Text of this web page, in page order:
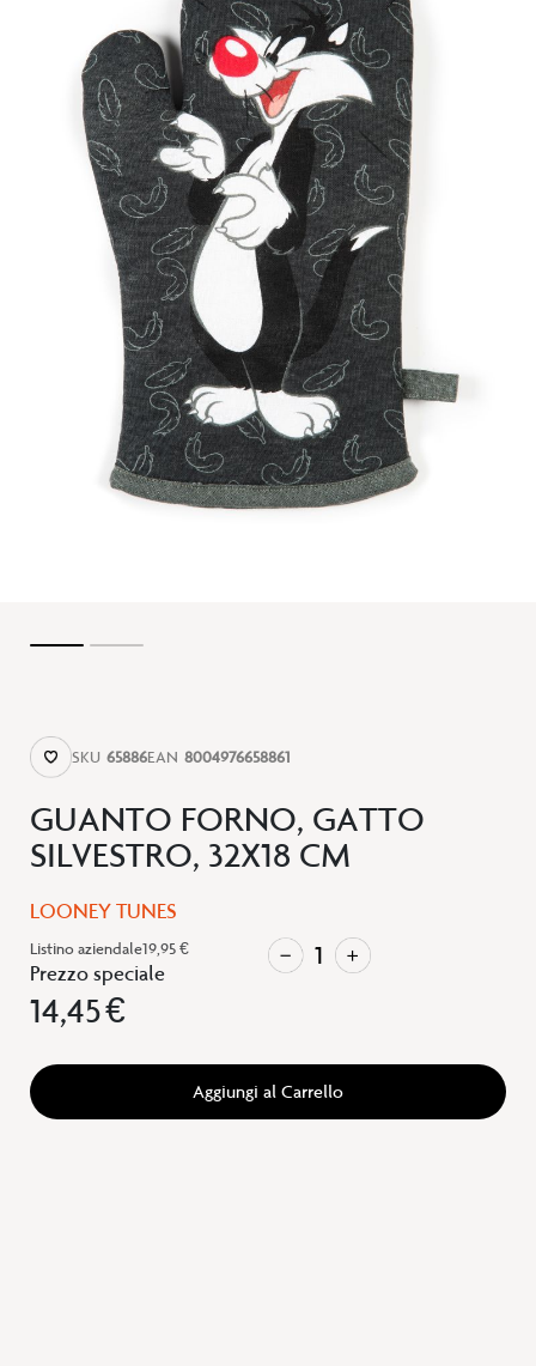
GUANTO FORNO, GATTO
SILVESTRO, 32X18 CM
Listino aziendale19,95 €
Prezzo speciale
14,45 €
SKU 65886EAN 8004976658861
Aggiungi al Carrello
LOONEY TUNES